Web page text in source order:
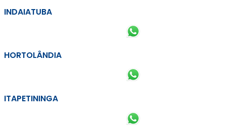
INDAIATUBA
HORTOLÂNDIA
ITAPETININGA